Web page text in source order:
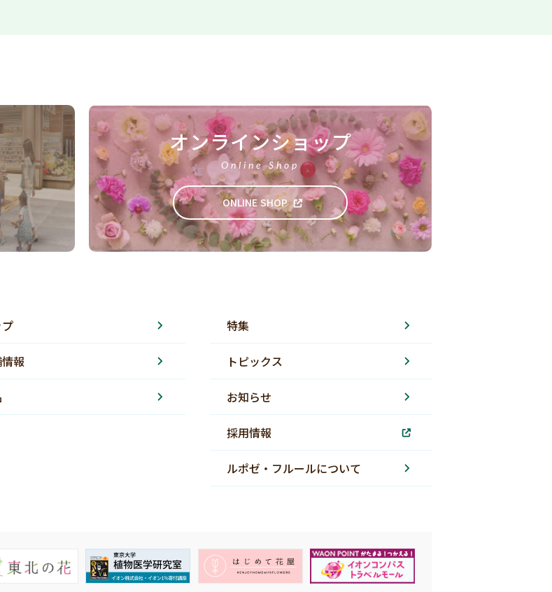
オンラインショップ
Online Shop
ONLINE SHOP
プ
報
特集
トピックス
お知らせ
採用情報
ルポゼ・フルールについて